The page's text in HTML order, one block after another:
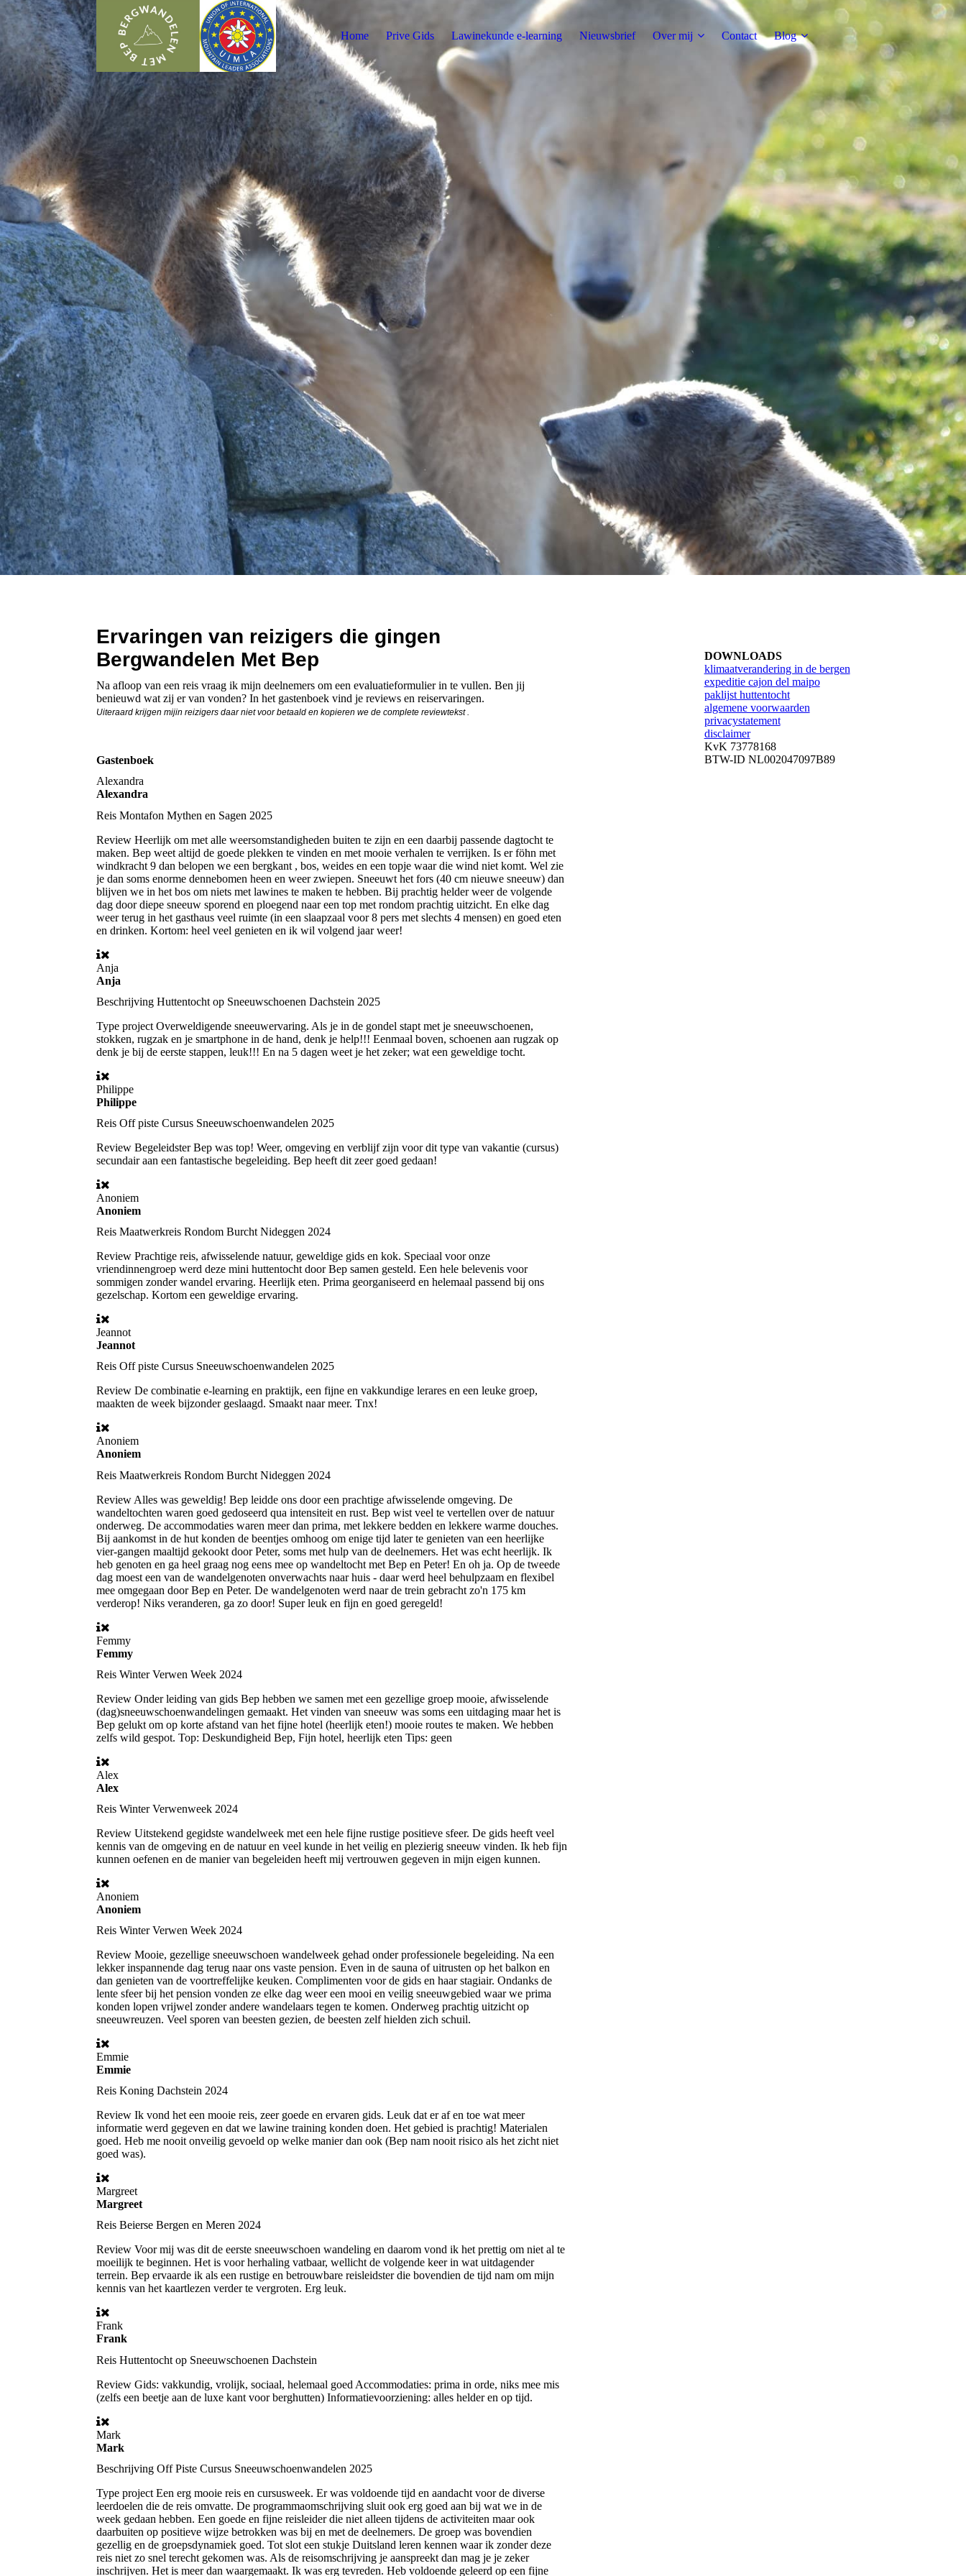
Home Prive Gids Lawinekunde e-learning Nieuwsbrief Over mij Contact Blog
Ervaringen van reizigers die gingen
Bergwandelen Met Bep
Na afloop van een reis vraag ik mijn deelnemers om een evaluatieformulier in te vullen. Ben jij
benieuwd wat zij er van vonden? In het gastenboek vind je reviews en reiservaringen.
Uiteraard krijgen mijin reizigers daar niet voor betaald en kopieren we de complete reviewtekst .
Gastenboek
Alexandra
Alexandra
ReisMontafon Mythen en Sagen 2025
ReviewHeerlijk om met alle weersomstandigheden buiten te zijn en een daarbij passende dagtocht te
maken. Bep weet altijd de goede plekken te vinden en met mooie verhalen te verrijken. Is er föhn met
windkracht 9 dan belopen we een bergkant , bos, weides en een topje waar die wind niet komt. Wel zie
je dan soms enorme dennebomen heen en weer zwiepen. Sneeuwt het fors (40 cm nieuwe sneeuw) dan
blijven we in het bos om niets met lawines te maken te hebben. Bij prachtig helder weer de volgende
dag door diepe sneeuw sporend en ploegend naar een top met rondom prachtig uitzicht. En elke dag
weer terug in het gasthaus veel ruimte (in een slaapzaal voor 8 pers met slechts 4 mensen) en goed eten
en drinken. Kortom: heel veel genieten en ik wil volgend jaar weer!
Anja
Anja
BeschrijvingHuttentocht op Sneeuwschoenen Dachstein 2025
Type projectOverweldigende sneeuwervaring. Als je in de gondel stapt met je sneeuwschoenen,
stokken, rugzak en je smartphone in de hand, denk je help!!! Eenmaal boven, schoenen aan rugzak op
denk je bij de eerste stappen, leuk!!! En na 5 dagen weet je het zeker; wat een geweldige tocht.
Philippe
Philippe
ReisOff piste Cursus Sneeuwschoenwandelen 2025
ReviewBegeleidster Bep was top! Weer, omgeving en verblijf zijn voor dit type van vakantie (cursus)
secundair aan een fantastische begeleiding. Bep heeft dit zeer goed gedaan!
Anoniem
Anoniem
ReisMaatwerkreis Rondom Burcht Nideggen 2024
ReviewPrachtige reis, afwisselende natuur, geweldige gids en kok. Speciaal voor onze
vriendinnengroep werd deze mini huttentocht door Bep samen gesteld. Een hele belevenis voor
sommigen zonder wandel ervaring. Heerlijk eten. Prima georganiseerd en helemaal passend bij ons
gezelschap. Kortom een geweldige ervaring.
Jeannot
Jeannot
ReisOff piste Cursus Sneeuwschoenwandelen 2025
ReviewDe combinatie e-learning en praktijk, een fijne en vakkundige lerares en een leuke groep,
maakten de week bijzonder geslaagd. Smaakt naar meer. Tnx!
Anoniem
Anoniem
ReisMaatwerkreis Rondom Burcht Nideggen 2024
Review Alles was geweldig! Bep leidde ons door een prachtige afwisselende omgeving. De
wandeltochten waren goed gedoseerd qua intensiteit en rust. Bep wist veel te vertellen over de natuur
onderweg. De accommodaties waren meer dan prima, met lekkere bedden en lekkere warme douches.
Bij aankomst in de hut konden de beentjes omhoog om enige tijd later te genieten van een heerlijke
vier-gangen maaltijd gekookt door Peter, soms met hulp van de deelnemers. Het was echt heerlijk. Ik
heb genoten en ga heel graag nog eens mee op wandeltocht met Bep en Peter! En oh ja. Op de tweede
dag moest een van de wandelgenoten onverwachts naar huis - daar werd heel behulpzaam en flexibel
mee omgegaan door Bep en Peter. De wandelgenoten werd naar de trein gebracht zo'n 175 km
verderop! Niks veranderen, ga zo door! Super leuk en fijn en goed geregeld!
Femmy
Femmy
ReisWinter Verwen Week 2024
ReviewOnder leiding van gids Bep hebben we samen met een gezellige groep mooie, afwisselende
(dag)sneeuwschoenwandelingen gemaakt. Het vinden van sneeuw was soms een uitdaging maar het is
Bep gelukt om op korte afstand van het fijne hotel (heerlijk eten!) mooie routes te maken. We hebben
zelfs wild gespot. Top: Deskundigheid Bep, Fijn hotel, heerlijk eten Tips: geen
Alex
Alex
ReisWinter Verwenweek 2024
ReviewUitstekend gegidste wandelweek met een hele fijne rustige positieve sfeer. De gids heeft veel
kennis van de omgeving en de natuur en veel kunde in het veilig en plezierig sneeuw vinden. Ik heb fijn
kunnen oefenen en de manier van begeleiden heeft mij vertrouwen gegeven in mijn eigen kunnen.
Anoniem
Anoniem
ReisWinter Verwen Week 2024
ReviewMooie, gezellige sneeuwschoen wandelweek gehad onder professionele begeleiding. Na een
lekker inspannende dag terug naar ons vaste pension. Even in de sauna of uitrusten op het balkon en
dan genieten van de voortreffelijke keuken. Complimenten voor de gids en haar stagiair. Ondanks de
lente sfeer bij het pension vonden ze elke dag weer een mooi en veilig sneeuwgebied waar we prima
konden lopen vrijwel zonder andere wandelaars tegen te komen. Onderweg prachtig uitzicht op
sneeuwreuzen. Veel sporen van beesten gezien, de beesten zelf hielden zich schuil.
Emmie
Emmie
ReisKoning Dachstein 2024
ReviewIk vond het een mooie reis, zeer goede en ervaren gids. Leuk dat er af en toe wat meer
informatie werd gegeven en dat we lawine training konden doen. Het gebied is prachtig! Materialen
goed. Heb me nooit onveilig gevoeld op welke manier dan ook (Bep nam nooit risico als het zicht niet
goed was).
Margreet
Margreet
ReisBeierse Bergen en Meren 2024
ReviewVoor mij was dit de eerste sneeuwschoen wandeling en daarom vond ik het prettig om niet al te
moeilijk te beginnen. Het is voor herhaling vatbaar, wellicht de volgende keer in wat uitdagender
terrein. Bep ervaarde ik als een rustige en betrouwbare reisleidster die bovendien de tijd nam om mijn
kennis van het kaartlezen verder te vergroten. Erg leuk.
Frank
Frank
ReisHuttentocht op Sneeuwschoenen Dachstein
ReviewGids: vakkundig, vrolijk, sociaal, helemaal goed Accommodaties: prima in orde, niks mee mis
(zelfs een beetje aan de luxe kant voor berghutten) Informatievoorziening: alles helder en op tijd.
Mark
Mark
BeschrijvingOff Piste Cursus Sneeuwschoenwandelen 2025
Type projectEen erg mooie reis en cursusweek. Er was voldoende tijd en aandacht voor de diverse
leerdoelen die de reis omvatte. De programmaomschrijving sluit ook erg goed aan bij wat we in de
week gedaan hebben. Een goede en fijne reisleider die niet alleen tijdens de activiteiten maar ook
daarbuiten op positieve wijze betrokken was bij en met de deelnemers. De groep was bovendien
gezellig en de groepsdynamiek goed. Tot slot een stukje Duitsland leren kennen waar ik zonder deze
reis niet zo snel terecht gekomen was. Als de reisomschrijving je aanspreekt dan mag je je zeker
inschrijven. Het is meer dan waargemaakt. Ik was erg tevreden. Heb voldoende geleerd op een fijne
DOWNLOADS
klimaatverandering in de bergen
expeditie cajon del maipo
paklijst huttentocht
algemene voorwaarden
privacystatement
disclaimer
KvK 73778168
BTW-ID NL002047097B89